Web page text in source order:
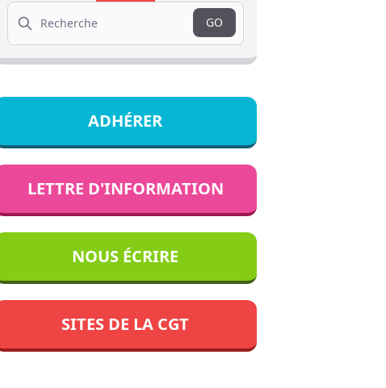
Search
GO
ADHÉRER
LETTRE D'INFORMATION
NOUS ÉCRIRE
SITES DE LA CGT